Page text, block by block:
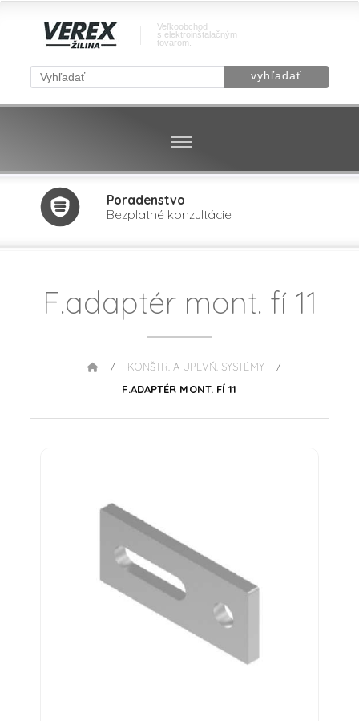
Veľkoobchod
s elektroinštalačným
tovarom.
Poradenstvo
Bezplatné konzultácie
F.adaptér mont. fí 11
/ KONŠTR. A UPEVŇ. SYSTÉMY /
F.ADAPTÉR MONT. FÍ 11